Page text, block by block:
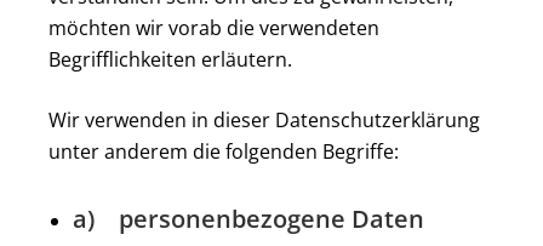
möchten wir vorab die verwendeten
Begrifflichkeiten erläutern.
Wir verwenden in dieser Datenschutzerklärung
unter anderem die folgenden Begriffe:
a) personenbezogene Daten